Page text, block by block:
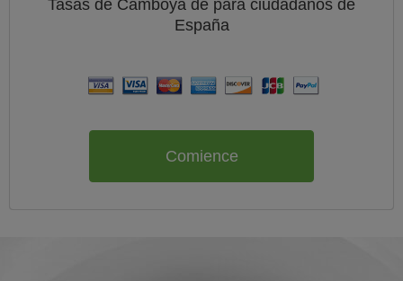
Tasas de Camboya de para ciudadanos de
España
Comience